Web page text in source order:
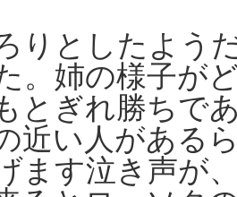
りとしたよう
。姉の様子が
とぎれ勝ちで
近い人がある
ます泣き声が